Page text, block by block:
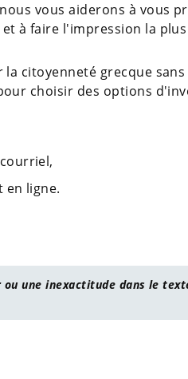
vous aiderons à vous
à faire l'impression la
la citoyenneté grecque
choisir des options
en ligne.
ou une inexactitude dans le